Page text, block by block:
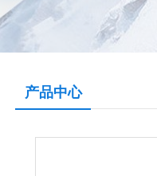
产品中心